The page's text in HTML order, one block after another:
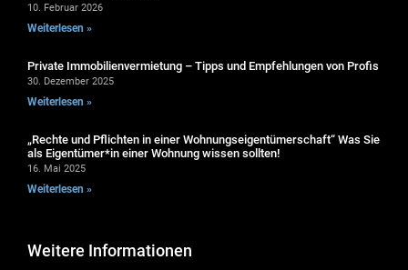
10. Februar 2026
Weiterlesen »
Private Immobilienvermietung – Tipps und Empfehlungen von Profis
30. Dezember 2025
Weiterlesen »
„Rechte und Pflichten in einer Wohnungseigentümerschaft“ Was Sie
als Eigentümer*in einer Wohnung wissen sollten!
16. Mai 2025
Weiterlesen »
Weitere Informationen